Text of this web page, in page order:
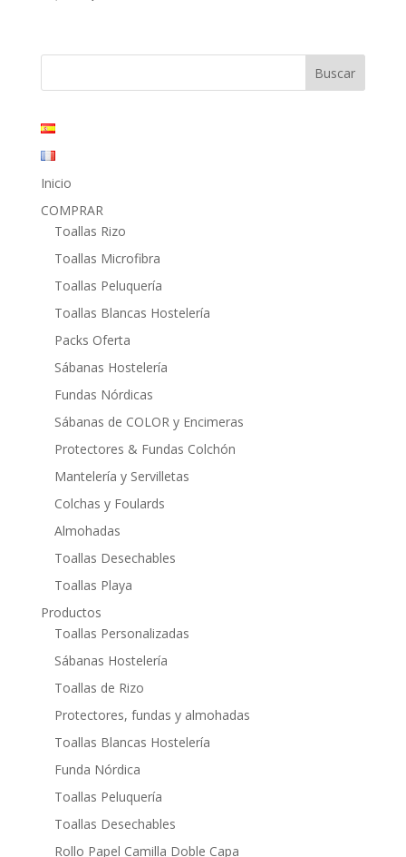
era:
es:
Inicio
COMPRAR
Toallas Rizo
Toallas Microfibra
Toallas Peluquería
Toallas Blancas Hostelería
Packs Oferta
Sábanas Hostelería
Fundas Nórdicas
Sábanas de COLOR y Encimeras
Protectores & Fundas Colchón
Mantelería y Servilletas
Colchas y Foulards
Almohadas
Toallas Desechables
Toallas Playa
Productos
Toallas Personalizadas
Sábanas Hostelería
Toallas de Rizo
Protectores, fundas y almohadas
Toallas Blancas Hostelería
Funda Nórdica
Toallas Peluquería
Toallas Desechables
Rollo Papel Camilla Doble Capa